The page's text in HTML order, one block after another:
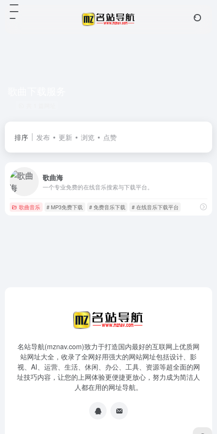
排序 发布 更新 浏览 点赞
歌曲海
一个专业免费的在线音乐搜索与下载平台。
歌曲音乐 # MP3免费下载 # 免费音乐下载 # 在线音乐下载平台
名站导航(mznav.com)致力于打造国内最好的互联网上优质网
站网址大全，收录了全网好用强大的网站网址包括设计、影
视、AI、运营、生活、休闲、办公、工具、资源等超全面的网
址技巧内容，让您的上网体验更便捷更放心，努力成为简洁人
人都在用的网址导航。